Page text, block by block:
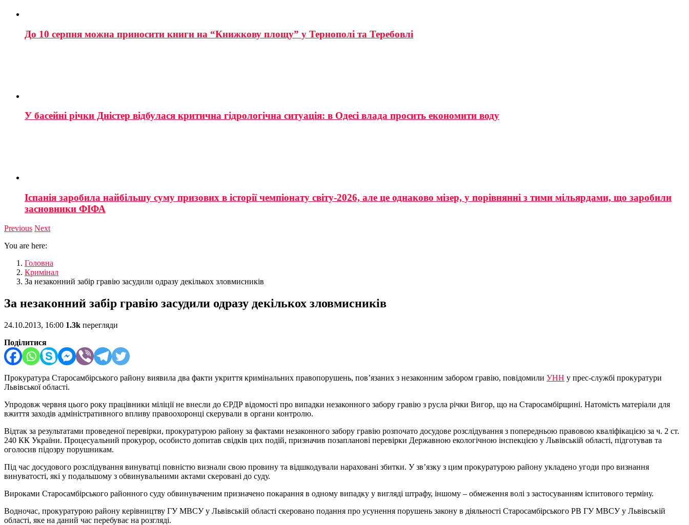
До 10 серпня можна приносити книги на “Книжкову площу” у Тернополі та Теребовлі
У басейні річки Дністер відбулася критична гідрологічна ситуація: в Одесі влада просить економити воду
Іспанія заробила найбільшу суму призових в історії чемпіонату світу-2026, але це однаково мізер, у порівнянні з тими мільярдами, що заробили
засновники ФІФА
Previous Next
You are here:
Головна
Кримінал
За незаконний забір гравію засудили одразу декількох зловмисників
За незаконний забір гравію засудили одразу декількох зловмисників
24.10.2013, 16:00 1.3k перегляди
Поділитися
Прокуратура Старосамбірського району виявила два факти укриття кримінальних правопорушень, пов’язаних з незаконним забором гравію, повідомили УНН у прес-службі прокуратури
Львівської області.
Упродовж червня цього року працівники міліції не внесли до ЄРДР відомості про випадки незаконного забору гравію з русла річки Вигор, що на Старосамбірщині. Натомість матеріали для
вжиття заходів адміністративного впливу правоохоронці скерували в органи контролю.
Відтак за результатами проведеної перевірки, прокуратурою району за фактами незаконного забору гравію розпочато досудове розслідування з попередньою правовою кваліфікацією за ч. 2 ст.
240 КК України. Процесуальний прокурор, особисто допитав свідків цих подій, призначив позапланові перевірки Державною екологічною інспекцією у Львівській області, підготував та
оголосив підозру порушникам.
Під час досудового розслідування винуватці повністю визнали свою провину та відшкодували нараховані збитки. У зв’язку з цим прокуратурою району укладено угоди про визнання
винуватості, які у подальшому з обвинувальними актами скеровані до суду.
Вироками Старосамбірського районного суду обвинуваченим призначено покарання в одному випадку у вигляді штрафу, іншому – обмеження волі з застосуванням іспитового терміну.
Водночас, прокуратурою району керівництву ГУ МВСУ у Львівській області скеровано подання про усунення порушень закону в діяльності Старосамбірського РВ ГУ МВСУ у Львівській
області, яке на даний час перебуває на розгляді.